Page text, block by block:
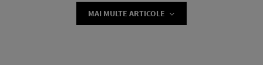
MAI MULTE ARTICOLE